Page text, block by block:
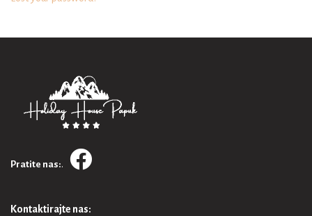
Pratite nas:.
Kontaktirajte nas: